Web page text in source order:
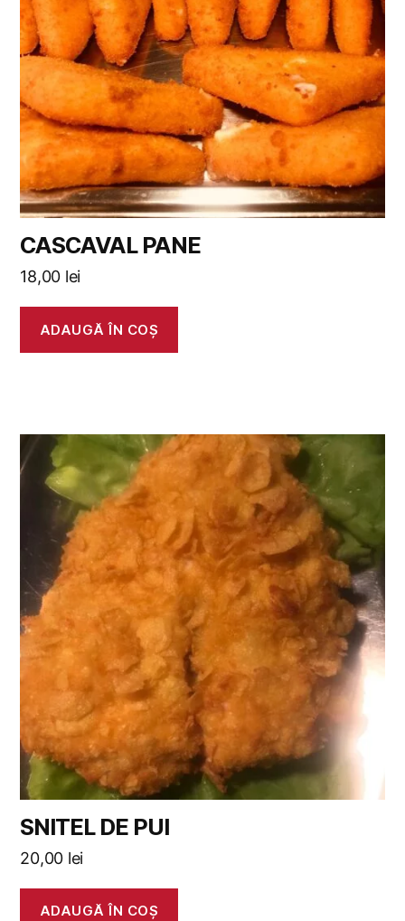
CASCAVAL PANE
18,00 lei
ADAUGĂ ÎN COȘ
SNITEL DE PUI
20,00 lei
ADAUGĂ ÎN COȘ